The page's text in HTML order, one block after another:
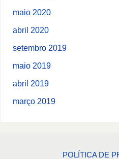
maio 2020
abril 2020
setembro 2019
maio 2019
abril 2019
março 2019
POLÍTICA DE